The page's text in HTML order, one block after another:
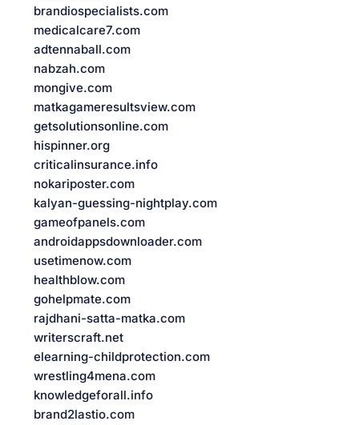
brandiospecialists.com
medicalcare7.com
adtennaball.com
nabzah.com
mongive.com
matkagameresultsview.com
getsolutionsonline.com
hispinner.org
criticalinsurance.info
nokariposter.com
kalyan-guessing-nightplay.com
gameofpanels.com
androidappsdownloader.com
usetimenow.com
healthblow.com
gohelpmate.com
rajdhani-satta-matka.com
writerscraft.net
elearning-childprotection.com
wrestling4mena.com
knowledgeforall.info
brand2lastio.com